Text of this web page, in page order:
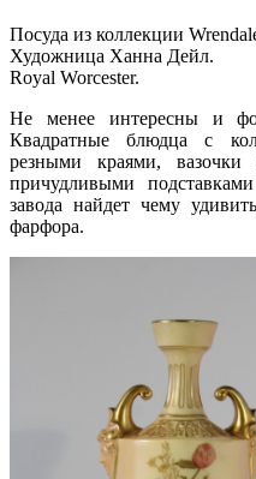
Посуда из коллекции
Художница Ханна Дейл.
Royal Worcester.
Не менее интересны и
Квадратные блюдца с
резными краями,
причудливыми
завода найдет чему
фарфора.